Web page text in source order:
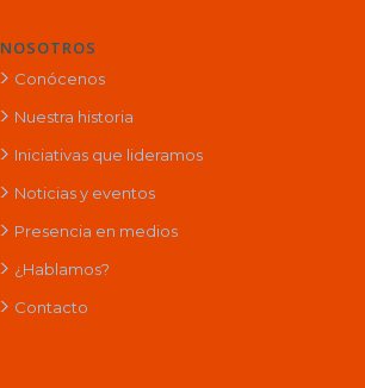
NOSOTROS
Conócenos
Nuestra historia
Iniciativas que lideramos
Noticias y eventos
Presencia en medios
¿Hablamos?
Contacto